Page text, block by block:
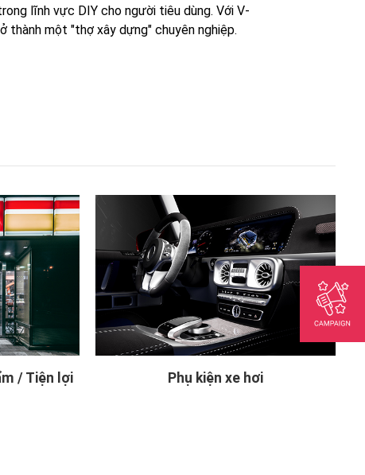
lĩnh vực DIY cho người tiêu dùng. Với V-
thành một "thợ xây dựng" chuyên nghiệp.
/ Tiện lợi Phụ kiện xe hơi